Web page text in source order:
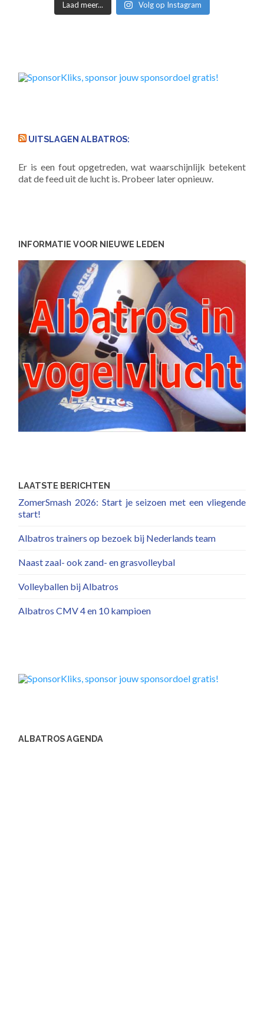
Laad meer... Volg op Instagram
UITSLAGEN ALBATROS:
Er is een fout opgetreden, wat waarschijnlijk betekent
dat de feed uit de lucht is. Probeer later opnieuw.
INFORMATIE VOOR NIEUWE LEDEN
LAATSTE BERICHTEN
ZomerSmash 2026: Start je seizoen met een vliegende
start!
Albatros trainers op bezoek bij Nederlands team
Naast zaal- ook zand- en grasvolleybal
Volleyballen bij Albatros
Albatros CMV 4 en 10 kampioen
ALBATROS AGENDA